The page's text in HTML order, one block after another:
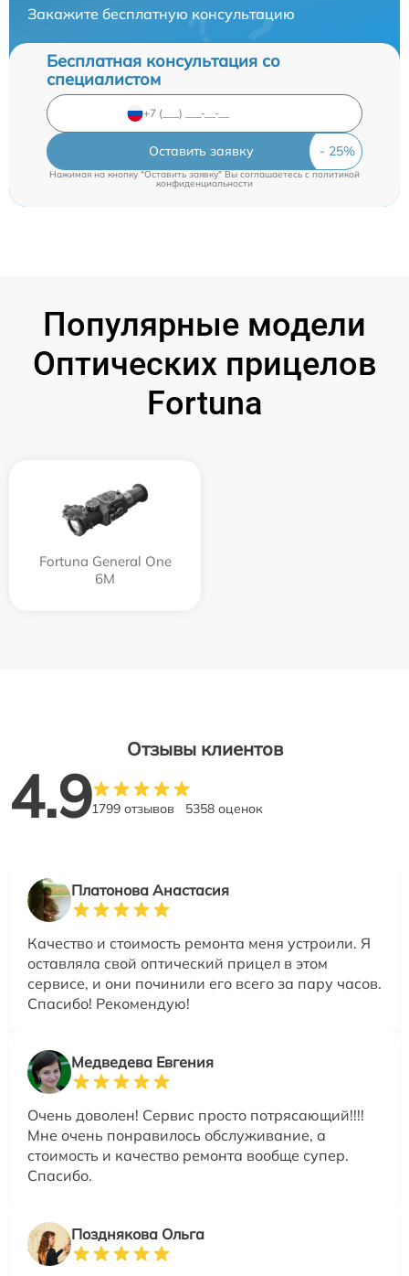
Закажите бесплатную консультацию
Бесплатная консультация со
специалистом
Оставить заявку
Нажимая на кнопку "Оставить заявку" Вы соглашаетесь cполитикой
конфиденциальности
Популярные модели
Оптических прицелов
Fortuna
Fortuna General One
6M
Отзывы клиентов
4.91799 отзывов 5358 оценок
Платонова Анастасия
Качество и стоимость ремонта меня устроили. Я
оставляла свой оптический прицел в этом
сервисе, и они починили его всего за пару часов.
Спасибо! Рекомендую!
Медведева Евгения
Очень доволен! Сервис просто потрясающий!!!!
Мне очень понравилось обслуживание, а
стоимость и качество ремонта вообще супер.
Спасибо.
Позднякова Ольга